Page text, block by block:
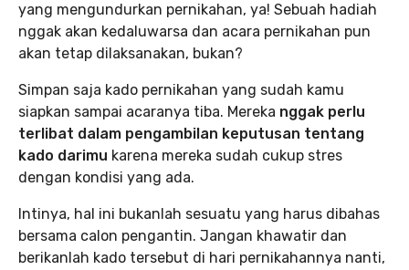
yang mengundurkan pernikahan, ya! Sebuah hadiah
nggak akan kedaluwarsa dan acara pernikahan pun
akan tetap dilaksanakan, bukan?
Simpan saja kado pernikahan yang sudah kamu
siapkan sampai acaranya tiba. Mereka nggak perlu
terlibat dalam pengambilan keputusan tentang
kado darimu karena mereka sudah cukup stres
dengan kondisi yang ada.
Intinya, hal ini bukanlah sesuatu yang harus dibahas
bersama calon pengantin. Jangan khawatir dan
berikanlah kado tersebut di hari pernikahannya nanti,